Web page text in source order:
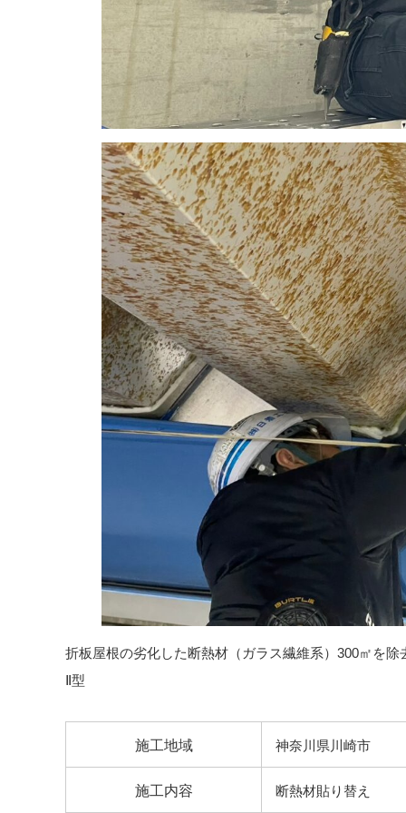
折板屋根の劣化した断熱材（ガラス繊維系）300㎡を
Ⅱ型
施工地域 神奈川県川崎市
施工内容 断熱材貼り替え